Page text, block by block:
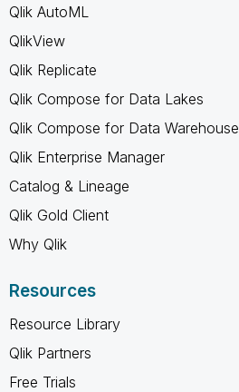
Qlik AutoML
QlikView
Qlik Replicate
Qlik Compose for Data Lakes
Qlik Compose for Data Warehouse
Qlik Enterprise Manager
Catalog & Lineage
Qlik Gold Client
Why Qlik
Resources
Resource Library
Qlik Partners
Free Trials